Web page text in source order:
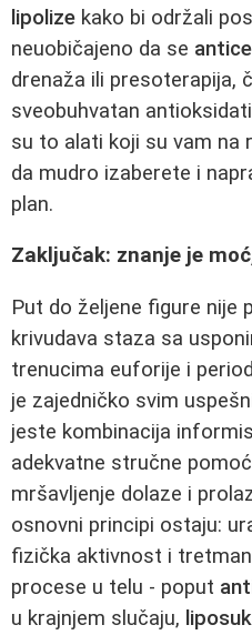
lipolize kako bi održali
neuobičajeno da se
drenaža ili presoterapija,
sveobuhvatan
su to alati koji su vam na
da mudro izaberete i
plan.
Zaključak: znanje je
Put do željene figure nije
krivudava staza sa
trenucima euforije i
je zajedničko svim
jeste kombinacija
adekvatne stručne
mršavljenje dolaze i
osnovni principi ostaju:
fizička aktivnost i
procese u telu - poput
u krajnjem slučaju,